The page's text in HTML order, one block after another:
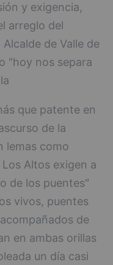
y exigencia,
arreglo del
de Valle de
"hoy nos separa
que patente en
de la
lemas como
Altos exigen a
de los puentes"
vivos, puentes
de
en ambas orillas
un día casi